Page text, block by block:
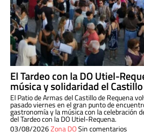
El Tardeo con la DO Utiel-
música y solidaridad el
El Patio de Armas del Castillo de Requena
pasado viernes en el gran punto de
gastronomía y la música con la celebración
del Tardeo con la DO Utiel-Requena.
03/08/2026Zona DOSin comentarios